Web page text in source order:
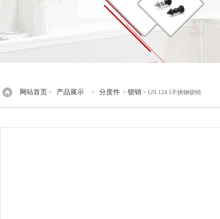
网站首页 > 产品展示 > 分度件 > 锁销 > GN 124.1不锈钢锁销